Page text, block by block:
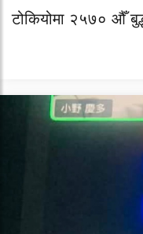
टोकियोमा २५७० औँ